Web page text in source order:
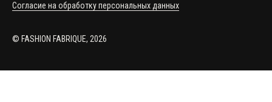
© FASHION FABRIQUE, 2026
Согласие на обработку персональных данных